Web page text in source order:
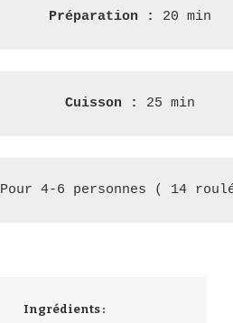
Préparation : 20 min
Cuisson : 25 min
Pour 4-6 personnes ( 14
Ingrédients :